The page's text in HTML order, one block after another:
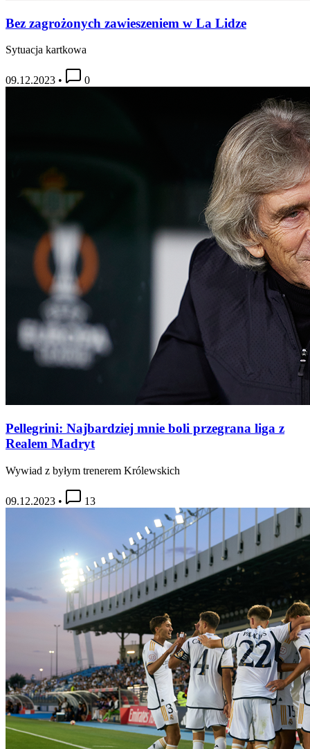
Bez zagrożonych zawieszeniem w La Lidze
Sytuacja kartkowa
09.12.2023 • 0
Pellegrini: Najbardziej mnie boli przegrana liga z
Realem Madryt
Wywiad z byłym trenerem Królewskich
09.12.2023 • 13